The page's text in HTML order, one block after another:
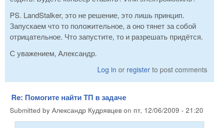
PS. LandStalker, это не решение, это лишь принцип.
Запускаем что то положительное, а оно тянет за собой
отрицательное. Что запустите, то и разрешать придётся.
С уважением, Александр.
Log in or register to post comments
Re: Помогите найти ТП в задаче
Submitted by Александр Кудрявцев on пт, 12/06/2009 - 21:20